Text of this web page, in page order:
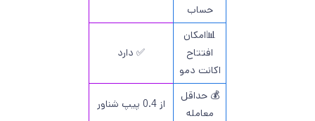
حساب
📊امکان
افتتاح
اکانت دمو
✅ دارد
💰 حداقل
معامله
از 0.4 پیپ شناور